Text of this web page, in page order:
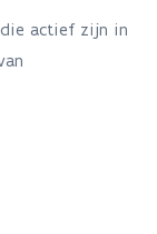
actief zijn in